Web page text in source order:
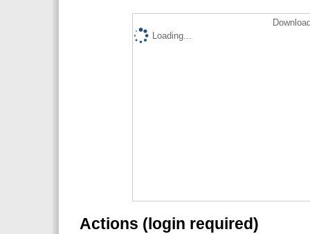
Loading...
Actions (login required)